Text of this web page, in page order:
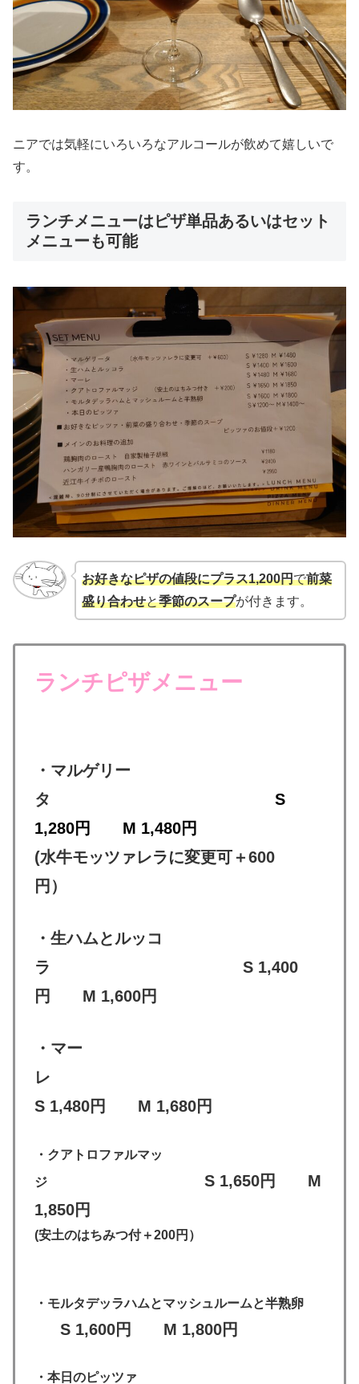
ニアでは気軽にいろいろなアルコールが飲めて嬉しいで
す。
ランチメニューはピザ単品あるいはセット
メニューも可能
お好きなピザの値段にプラス1,200円で前菜
盛り合わせと季節のスープが付きます。
ランチピザメニュー
・マルゲリー
タ S
1,280円 M 1,480円
(水牛モッツァレラに変更可＋600
円）
・生ハムとルッコ
ラ S 1,400
円 M 1,600円
・マー
レ
S 1,480円 M 1,680円
・クアトロファルマッ
ジ S 1,650円 M
1,850円
(安土のはちみつ付＋200円）
・モルタデッラハムとマッシュルームと半熟卵
S 1,600円 M 1,800円
・本日のピッツァ